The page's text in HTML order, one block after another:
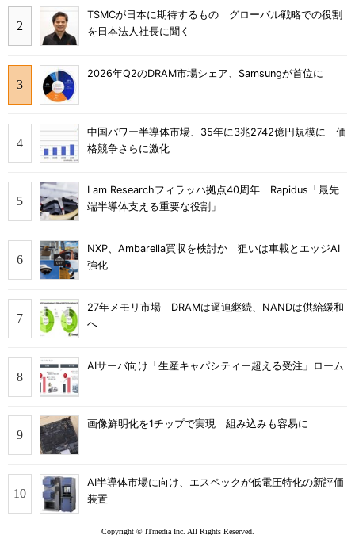
TSMCが日本に期待するもの グローバル戦略での役割
を日本法人社長に聞く
2026年Q2のDRAM市場シェア、Samsungが首位に
中国パワー半導体市場、35年に3兆2742億円規模に 価
格競争さらに激化
Lam Researchフィラッハ拠点40周年 Rapidus「最先
端半導体支える重要な役割」
NXP、Ambarella買収を検討か 狙いは車載とエッジAI
強化
27年メモリ市場 DRAMは逼迫継続、NANDは供給緩和
へ
AIサーバ向け「生産キャパシティー超える受注」ローム
画像鮮明化を1チップで実現 組み込みも容易に
AI半導体市場に向け、エスペックが低電圧特化の新評価
装置
Copyright © ITmedia Inc. All Rights Reserved.